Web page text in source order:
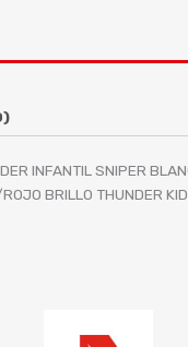
INFANTIL SNIPER
BRILLO THUNDER KID